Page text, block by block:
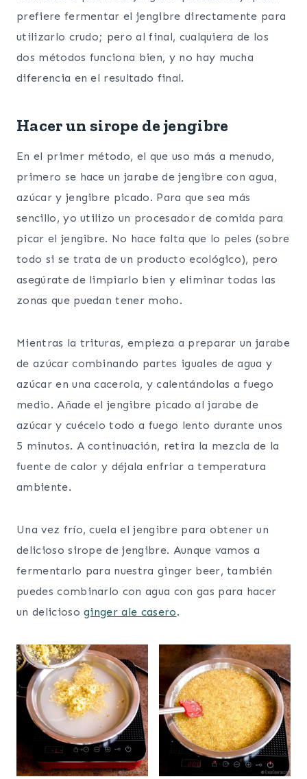
prefiere fermentar el jengibre directamente para
utilizarlo crudo; pero al final, cualquiera de los
dos métodos funciona bien, y no hay mucha
diferencia en el resultado final.
Hacer un sirope de jengibre
En el primer método, el que uso más a menudo,
primero se hace un jarabe de jengibre con agua,
azúcar y jengibre picado. Para que sea más
sencillo, yo utilizo un procesador de comida para
picar el jengibre. No hace falta que lo peles (sobre
todo si se trata de un producto ecológico), pero
asegúrate de limpiarlo bien y eliminar todas las
zonas que puedan tener moho.
Mientras la trituras, empieza a preparar un jarabe
de azúcar combinando partes iguales de agua y
azúcar en una cacerola, y calentándolas a fuego
medio. Añade el jengibre picado al jarabe de
azúcar y cuécelo todo a fuego lento durante unos
5 minutos. A continuación, retira la mezcla de la
fuente de calor y déjala enfriar a temperatura
ambiente.
Una vez frío, cuela el jengibre para obtener un
delicioso sirope de jengibre. Aunque vamos a
fermentarlo para nuestra ginger beer, también
puedes combinarlo con agua con gas para hacer
un deliciosoginger ale casero.